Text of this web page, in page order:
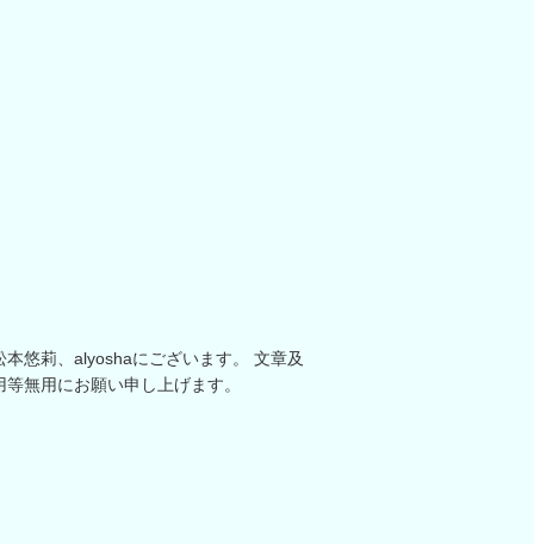
悠莉、alyoshaにございます。 文章及
無用にお願い申し上げます。